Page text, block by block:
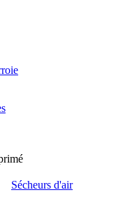
Sécheurs d'air